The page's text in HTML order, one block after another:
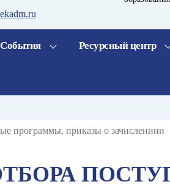
События Ресурсный центр
программы, приказы о зачислениии